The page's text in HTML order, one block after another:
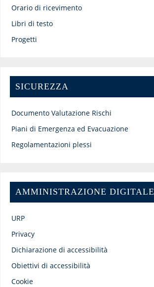
Orario di ricevimento
Libri di testo
Progetti
SICUREZZA
Documento Valutazione Rischi
Piani di Emergenza ed Evacuazione
Regolamentazioni plessi
AMMINISTRAZIONE DIGITALE
URP
Privacy
Dichiarazione di accessibilità
Obiettivi di accessibilità
Cookie